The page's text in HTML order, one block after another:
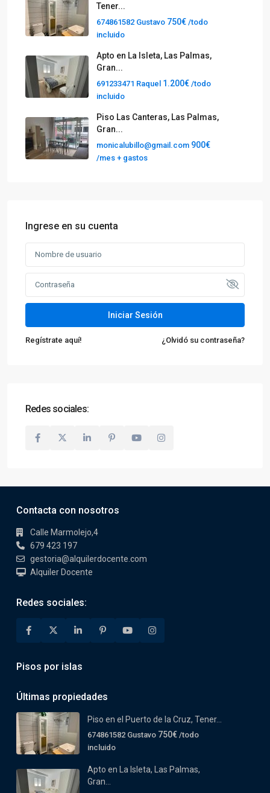
Tener...
674861582 Gustavo 750€ /todo
incluido
Apto en La Isleta, Las Palmas,
Gran...
691233471 Raquel 1.200€ /todo
incluido
Piso Las Canteras, Las Palmas,
Gran...
monicalubillo@gmail.com 900€
/mes + gastos
Ingrese en su cuenta
Iniciar Sesión
Regístrate aquí! ¿Olvidó su contraseña?
Redes sociales:
Contacta con nosotros
Calle Marmolejo,4
679 423 197
gestoria@alquilerdocente.com
Alquiler Docente
Redes sociales:
Pisos por islas
Últimas propiedades
Piso en el Puerto de la Cruz, Tener...
674861582 Gustavo 750€ /todo
incluido
Apto en La Isleta, Las Palmas,
Gran...